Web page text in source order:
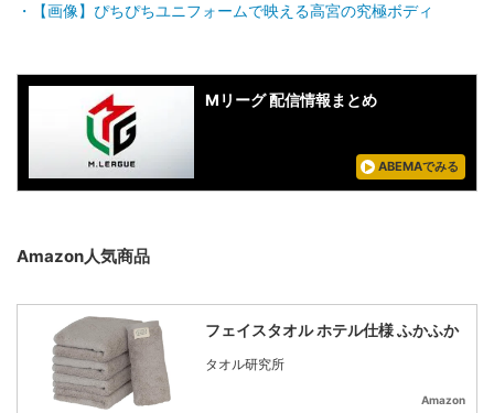
【画像】ぴちぴちユニフォームで映える高宮の究極ボディ
Mリーグ 配信情報まとめ
ABEMAでみる
Amazon人気商品
フェイスタオル ホテル仕様 ふかふか
タオル研究所
Amazon